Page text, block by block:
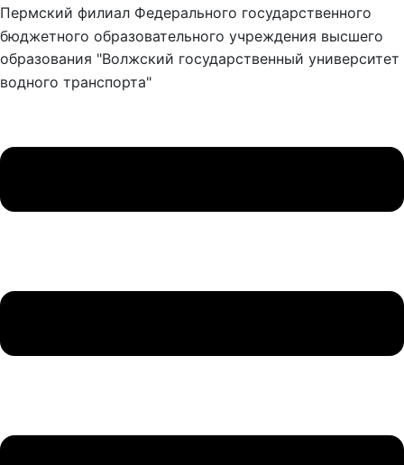
Пермский филиал Федерального государственного
бюджетного образовательного учреждения высшего
образования "Волжский государственный университет
водного транспорта"